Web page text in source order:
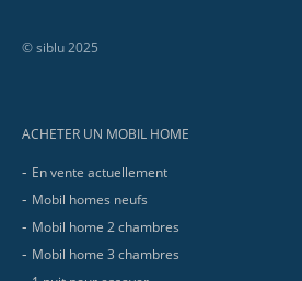
© siblu 2025
ACHETER UN MOBIL HOME
En vente actuellement
Mobil homes neufs
Mobil home 2 chambres
Mobil home 3 chambres